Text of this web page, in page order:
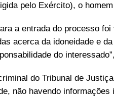
pelo Exército), o
a entrada do processo
acerca da idoneidade e
do
do Tribunal de
não havendo